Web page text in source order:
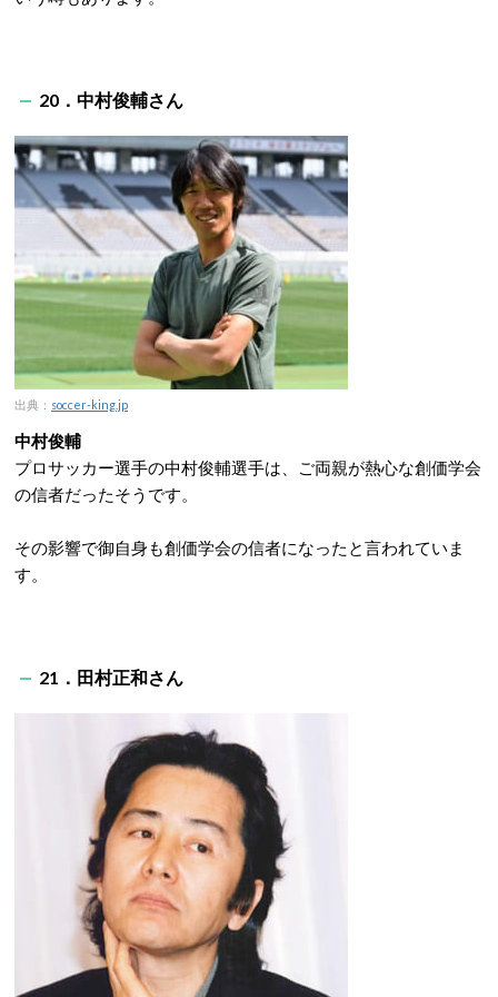
20．中村俊輔さん
出典： soccer-king.jp
中村俊輔
プロサッカー選手の中村俊輔選手は、ご両親が熱心な創価学会
の信者だったそうです。
その影響で御自身も創価学会の信者になったと言われていま
す。
21．田村正和さん